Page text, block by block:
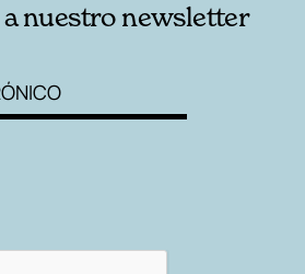
nuestro newsletter